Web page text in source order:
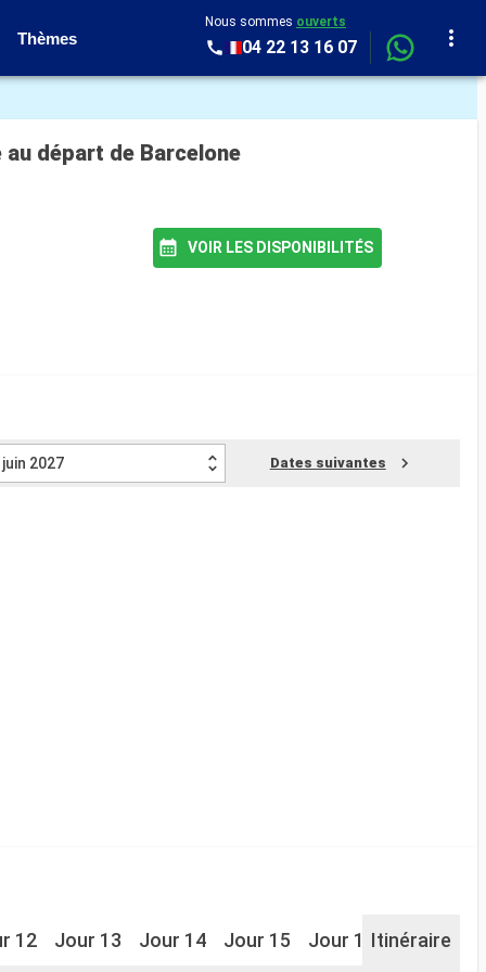
Thèmes
Nous sommes ouverts
04 22 13 16 07
départ de Barcelone
VOIR LES DISPONIBILITÉS
juin 2027 Dates suivantes
12 Jour 13 Jour 14 Jour 15 Jour 16 Jour 17
Itinéraire